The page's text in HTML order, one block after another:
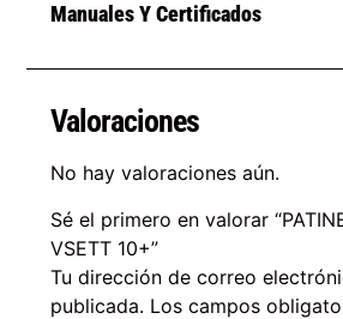
Manuales Y Certificados
Valoraciones
No hay valoraciones aún.
Sé el primero en valorar
VSETT 10+”
Tu dirección de correo
publicada. Los campos